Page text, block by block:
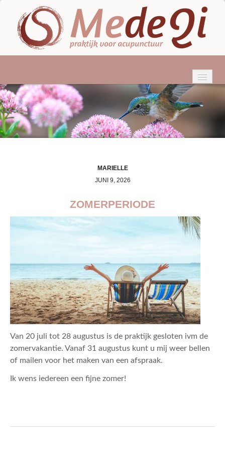
HOME
WIE BEN IK?
ACUPUNCTUUR
TARIEVEN & VERGOEDINGEN
ACTUEEL
MARIELLE
JUNI 9, 2026
ZOMERPERIODE
Van 20 juli tot 28 augustus is de praktijk gesloten ivm de
zomervakantie. Vanaf 31 augustus kunt u mij weer bellen
of mailen voor het maken van een afspraak.
Ik wens iedereen een fijne zomer!